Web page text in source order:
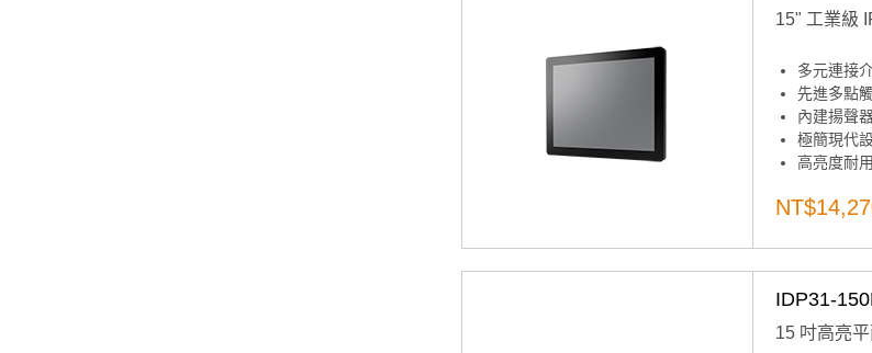
15" 工業級
多元連接
先進多點
內建揚聲
極簡現代
高亮度耐
IDP31-
15 吋高亮